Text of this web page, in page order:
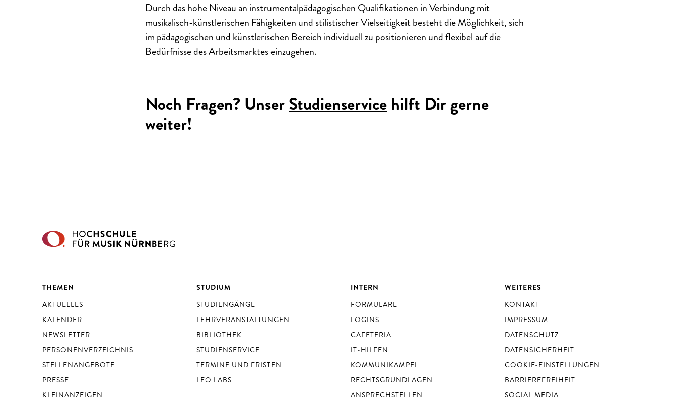
Durch das hohe Niveau an instrumentalpädagogischen Qualifikationen in Verbindung mit
musikalisch-künstlerischen Fähigkeiten und stilistischer Vielseitigkeit besteht die Möglichkeit, sich
im pädagogischen und künstlerischen Bereich individuell zu positionieren und flexibel auf die
Bedürfnisse des Arbeitsmarktes einzugehen.
Noch Fragen? UnserStudienservice hilft Dir gerne
weiter!
THEMEN
AKTUELLES
KALENDER
NEWSLETTER
PERSONENVERZEICHNIS
STELLENANGEBOTE
PRESSE
STUDIUM
STUDIENGÄNGE
LEHRVERANSTALTUNGEN
BIBLIOTHEK
STUDIENSERVICE
TERMINE UND FRISTEN
LEO LABS
INTERN
FORMULARE
LOGINS
CAFETERIA
IT-HILFEN
KOMMUNIKAMPEL
RECHTSGRUNDLAGEN
WEITERES
KONTAKT
IMPRESSUM
DATENSCHUTZ
DATENSICHERHEIT
COOKIE-EINSTELLUNGEN
BARRIEREFREIHEIT